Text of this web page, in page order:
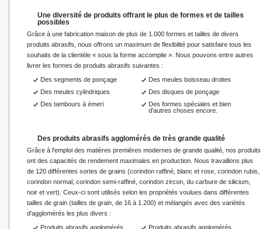
Une diversité de produits offrant le plus de formes et de tailles
possibles
Grâce à une fabrication maison de plus de 1.000 formes et tailles de divers
produits abrasifs, nous offrons un maximum de flexibilité pour satisfaire tous les
souhaits de la clientèle « sous la forme accomplie ». Nous pouvons entre autres
livrer les formes de produits abrasifs suivantes :
Des segments de ponçage
Des meules boisseau droites
Des meules cylindriques
Des disques de ponçage
Des tambours à émeri
Des formes spéciales et bien
d'autres choses encore.
Des produits abrasifs agglomérés de très grande qualité
Grâce à l'emploi des matières premières modernes de grande qualité, nos produits
ont des capacités de rendement maximales en production. Nous travaillons plus
de 120 différentes sortes de grains (corindon raffiné, blanc et rose, corindon rubis,
corindon normal, corindon semi-raffiné, corindon zircon, du carbure de silicium,
noir et vert). Ceux-ci sont utilisés selon les propriétés voulues dans différentes
tailles de grain (tailles de grain, de 16 à 1.200) et mélangés avec des variétés
d'agglomérés les plus divers :
Produits abrasifs agglomérés
Produits abrasifs agglomérés